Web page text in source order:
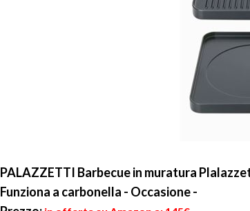
PALAZZETTI Barbecue in muratura
Funziona a carbonella - Occasione -